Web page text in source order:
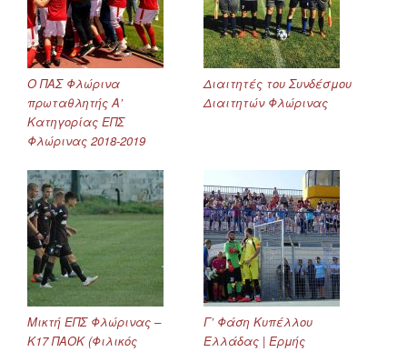
Ο ΠΑΣ Φλώρινα
πρωταθλητής Α’
Κατηγορίας ΕΠΣ
Φλώρινας 2018-2019
Διαιτητές του Συνδέσμου
Διαιτητών Φλώρινας
Μικτή ΕΠΣ Φλώρινας –
Κ17 ΠΑΟΚ (Φιλικός
Γ’ Φάση Κυπέλλου
Ελλάδας | Ερμής